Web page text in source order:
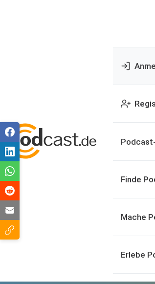
Finde
Mache
Erlebe